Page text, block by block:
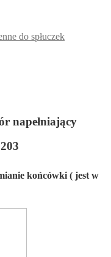
do spłuczek
napełniający
końcówki ( jest w